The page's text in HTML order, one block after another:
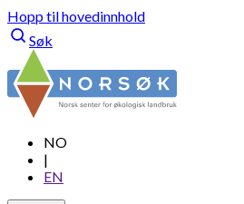
Hopp til hovedinnhold
Søk
NO
|
EN